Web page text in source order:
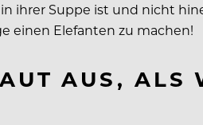
ihrer Suppe ist und nicht
einen Elefanten zu machen!
AUS, ALS